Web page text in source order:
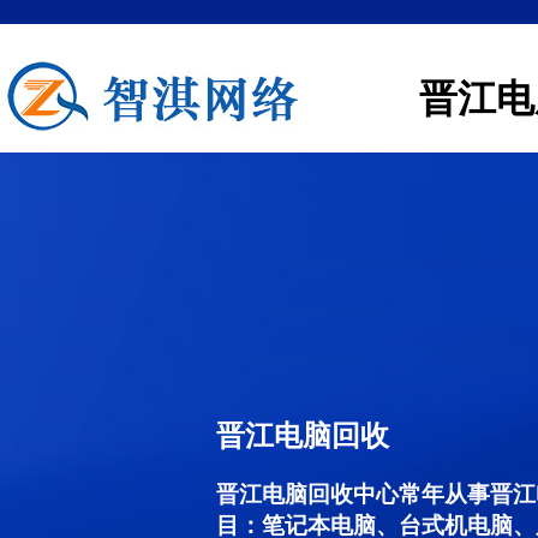
晋江
晋江电脑回收
晋江电脑回收中心常年从事晋
目：笔记本电脑、台式机电脑